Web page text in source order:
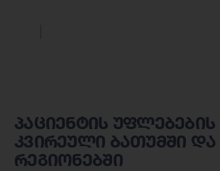
პაციენტის უფლებების
კვირეული ბათუმში და
რეგიონებში